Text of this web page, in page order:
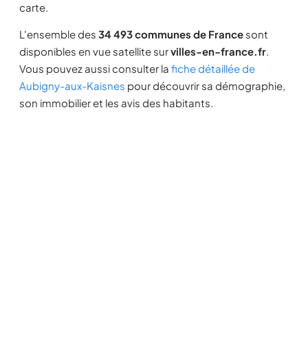
carte.
L'ensemble des 34 493 communes de France sont
disponibles en vue satellite survilles-en-france.fr.
Vous pouvez aussi consulter la fiche détaillée de
Aubigny-aux-Kaisnes pour découvrir sa démographie,
son immobilier et les avis des habitants.